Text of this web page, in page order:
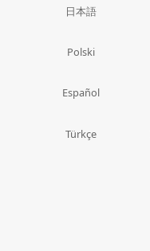
日本語
Polski
Español
Türkçe